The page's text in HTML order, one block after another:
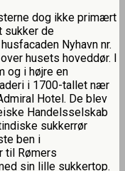
dog ikke primært
sukker de
Nyhavn nr.
husets hoveddør. I
og i højre en
i 1700-tallet nær
Hotel. De blev
Handelsselskab
sukkerrør
ben i
til Rømers
sin lille sukkertop.